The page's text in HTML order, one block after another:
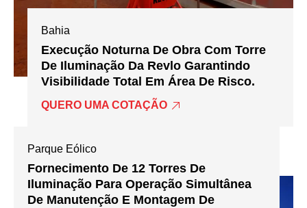
Bahia
Execução Noturna De Obra Com Torre
De Iluminação Da Revlo Garantindo
Visibilidade Total Em Área De Risco.
QUERO UMA COTAÇÃO
Parque Eólico
Fornecimento De 12 Torres De
Iluminação Para Operação Simultânea
De Manutenção E Montagem De